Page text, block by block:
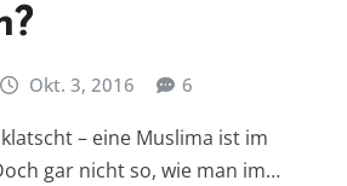
Okt. 3, 2016 6
– eine Muslima ist im
gar nicht so, wie man im…